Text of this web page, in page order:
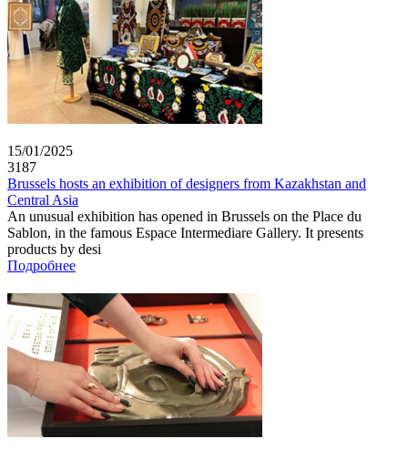
15/01/2025
3187
Brussels hosts an exhibition of designers from Kazakhstan and
Central Asia
An unusual exhibition has opened in Brussels on the Place du
Sablon, in the famous Espace Intermediare Gallery. It presents
products by desi
Подробнее